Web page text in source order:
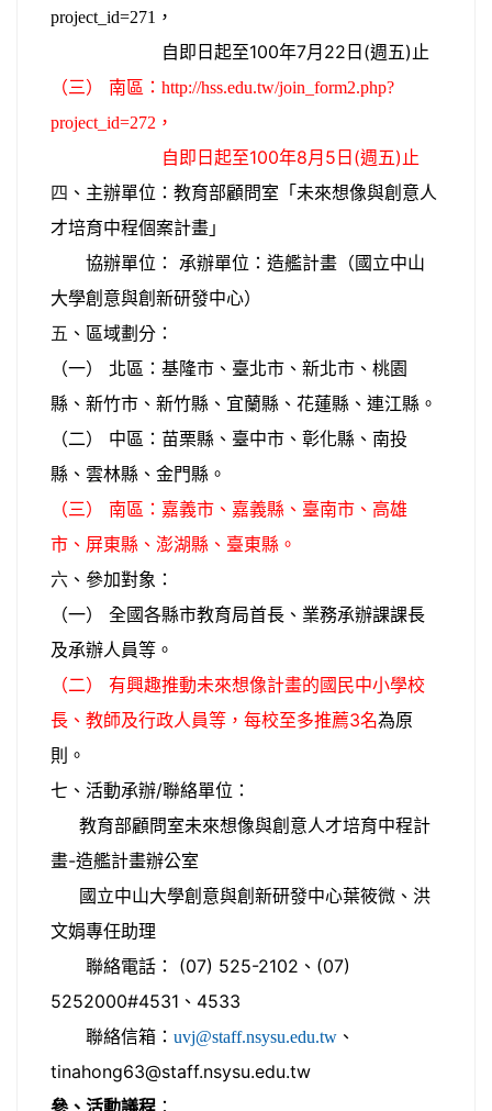
project_id=271 ，
自即日起至100年7月22日(週五)止
（三） 南區： http://hss.edu.tw/join_form2.php?
project_id=272 ，
自即日起至100年8月5日(週五)止
四 、主辦單位：教育部顧問室「未來想像與創意人
才培育中程個案計畫」
協辦單位： 承辦單位：造艦計畫（國立中山
大學創意與創新研發中心）
五 、區域劃分：
（一） 北區：基隆市、臺北市、新北市、桃園
縣、新竹市、新竹縣、宜蘭縣、花蓮縣、連江縣。
（二） 中區：苗栗縣、臺中市、彰化縣、南投
縣、雲林縣、金門縣。
（三） 南區：嘉義市、嘉義縣、臺南市、高雄
市、屏東縣、澎湖縣、臺東縣。
六 、 參加對象：
（一） 全國各縣市教育局首長、業務承辦課課長
及承辦人員等。
（二） 有興趣推動未來想像計畫的國民中小學校
長、教師及行政人員等，每校至多推薦3名為原
則。
七、活動承辦/聯絡單位：
教育部顧問室未來想像與創意人才培育中程計
畫-造艦計畫辦公室
國立中山大學創意與創新研發中心葉筱微、洪
文娟專任助理
聯絡電話： (07) 525-2102、(07)
5252000#4531、4533
聯絡信箱： uvj@staff.nsysu.edu.tw 、
tinahong63@staff.nsysu.edu.tw
參、活動議程 ：